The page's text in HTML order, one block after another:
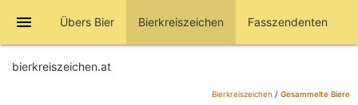
menu Übers Bier Bierkreiszeichen Fasszendenten
bierkreiszeichen.at
Bierkreiszeichen / Gesammelte Biere